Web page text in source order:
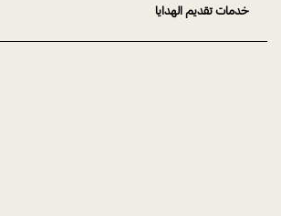
خدمات تقديم الهدايا